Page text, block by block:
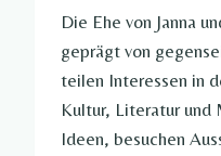
Die Ehe von Janna
geprägt von
teilen Interessen in
Kultur, Literatur und
Ideen, besuchen